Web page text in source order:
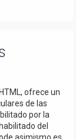
ofrece un
de las
por la
del
asimismo es